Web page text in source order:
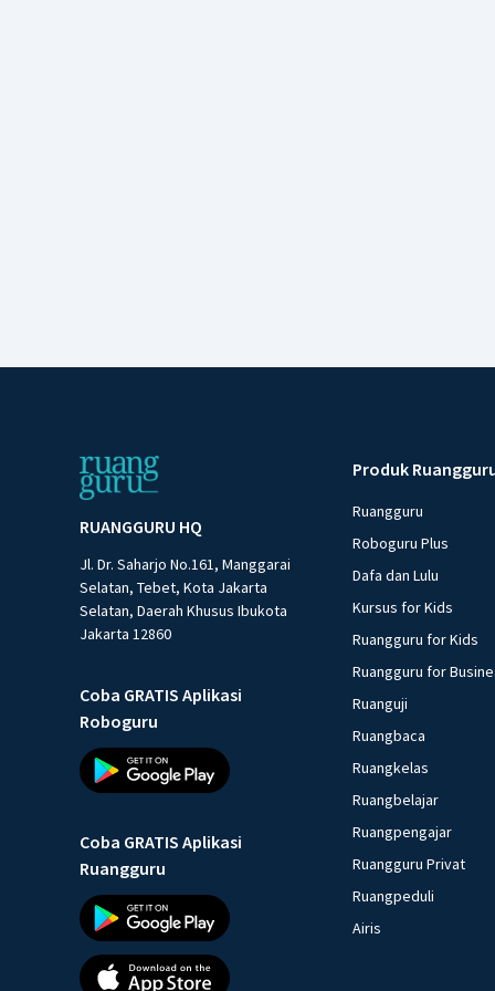
RUANGGURU HQ
Jl. Dr. Saharjo No.161, Manggarai
Selatan, Tebet, Kota Jakarta
Selatan, Daerah Khusus Ibukota
Jakarta 12860
Coba GRATIS Aplikasi
Roboguru
Coba GRATIS Aplikasi
Ruangguru
Produk
Ruangguru
Roboguru Plus
Dafa dan Lulu
Kursus for Kids
Ruangguru for Kids
Ruangguru for
Ruanguji
Ruangbaca
Ruangkelas
Ruangbelajar
Ruangpengajar
Ruangguru Privat
Ruangpeduli
Airis